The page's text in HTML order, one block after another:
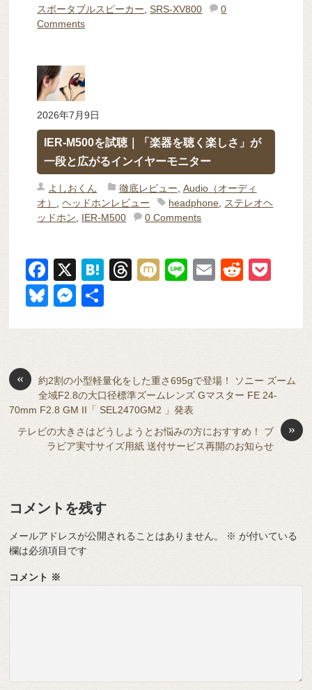
スポータブルスピーカー ,SRS-XV800
0
Comments
2026年7月9日
IER-M500を試聴｜「楽器を聴く楽しさ」が
一段と広がるインイヤーモニター
よしおくん 徹底レビュー Audio（オーディ
オ）
,ヘッドホンレビュー headphone
ステレオヘ
ッドホン
IER-M500 0 Comments
F
a
c
e
o
o
k
X
H
n
T
a
s
M
Li
E
R
di et
Bl
y
M
n
g
er
«
約2割の小型軽量化をした重さ695gで登場！ ソニー ズーム
全域F2.8の大口径標準ズームレンズ Gマスター FE 24-
70mm F2.8 GM II「 SEL2470GM2 」発表
»
テレビの大きさはどうしようとお悩みの方におすすめ！ ブ
ラビア実寸サイズ用紙 送付サービス再開のお知らせ
コメントを残す
メールアドレスが公開されることはありません。 ※ が付いている
欄は必須項目です
コメント ※